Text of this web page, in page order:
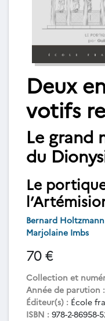
Deux
votifs
Le grand
du
Le
Bernard Holtzmann
Marjolaine Imbs
70 €
Collection et
Année de parution :
Éditeur(s) : École
ISBN : 978-2-86958-